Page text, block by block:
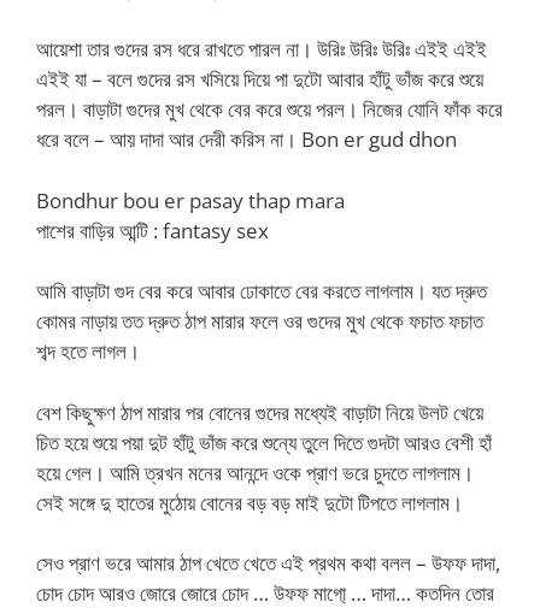
আয়েশা তার গুদের রস ধরে রাখতে পারল না। উরিঃ উরিঃ উরিঃ এইই এইই
এইই যা – বলে গুদের রস খসিয়ে দিয়ে পা দুটো আবার হাঁটু ভাঁজ করে শুয়ে
পরল। বাড়াটা গুদের মুখ থেকে বের করে শুয়ে পরল। নিজের যোনি ফাঁক করে
ধরে বলে – আয় দাদা আর দেরী করিস না। Bon er gud dhon
Bondhur bou er pasay thap mara
পাশের বাড়ির আন্টি : fantasy sex
আমি বাড়াটা গুদ বের করে আবার ঢোকাতে বের করতে লাগলাম। যত দ্রুত
কোমর নাড়ায় তত দ্রুত ঠাপ মারার ফলে ওর গুদের মুখ থেকে ফচাত ফচাত
শব্দ হতে লাগল।
বেশ কিছুক্ষণ ঠাপ মারার পর বোনের গুদের মধ্যেই বাড়াটা নিয়ে উলট খেয়ে
চিত হয়ে শুয়ে পয়া দুট হাঁটু ভাঁজ করে শুন্যে তুলে দিতে গুদটা আরও বেশী হাঁ
হয়ে গেল। আমি ত্রখন মনের আনন্দে ওকে প্রাণ ভরে চুদতে লাগলাম।
সেই সঙ্গে দু হাতের মুঠোয় বোনের বড় বড় মাই দুটো টিপতে লাগলাম।
সেও প্রাণ ভরে আমার ঠাপ খেতে খেতে এই প্রথম কথা বলল – উফফ দাদা,
চোদ চোদ আরও জোরে জোরে চোদ … উফফ মাগো্‌ … দাদা… কতদিন তোর